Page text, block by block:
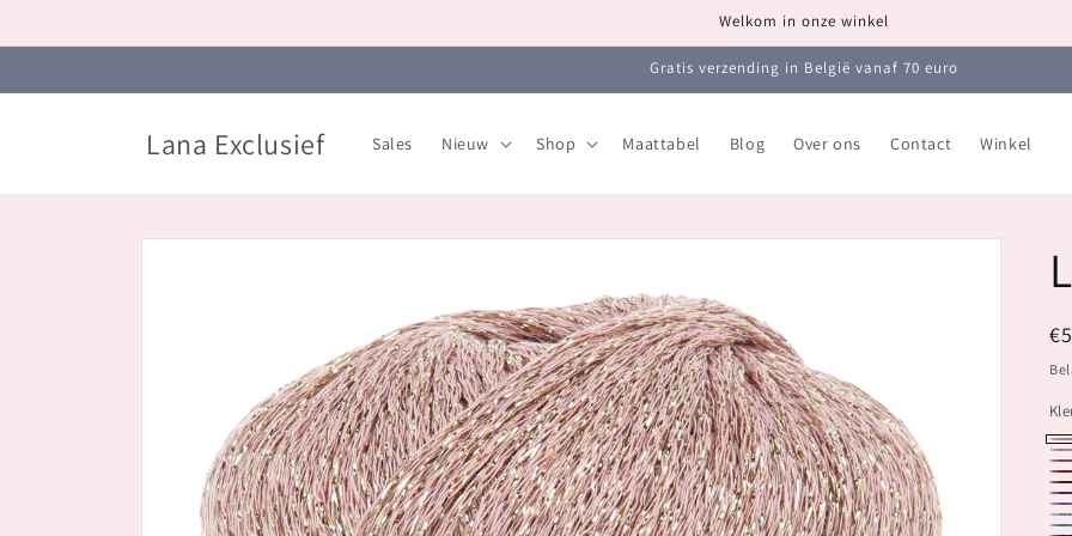
content
Welkom in onze winkel
Gratis verzending in België vanaf 70 euro
Lana Exclusief Sales Nieuw Shop Maattabel Blog Over ons Contact Winkel